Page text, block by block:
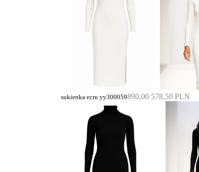
sukienka ecru yy300059890,00 578,50 PLN